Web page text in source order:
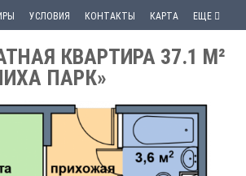
УСЛОВИЯ КОНТАКТЫ КАРТА ЕЩЕ
КВАРТИРА 37.1 М²
ПАРК»